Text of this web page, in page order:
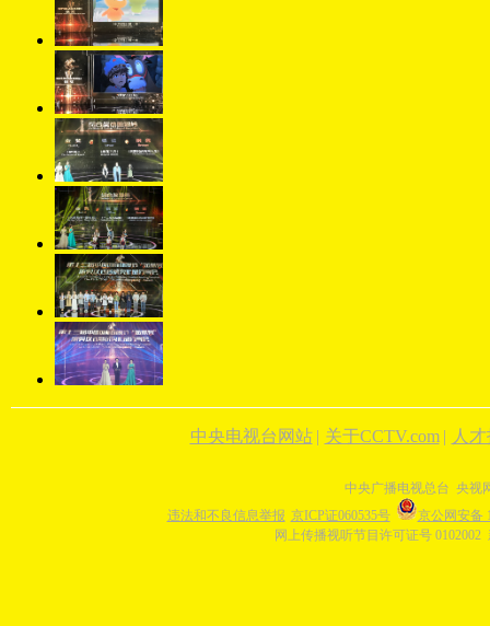
中央电视台网站 | 关于CCTV.com | 人
中央广播电视总台 央视
违法和不良信息举报 京ICP证060535号
京公网安备
网上传播视听节目许可证号 0102002